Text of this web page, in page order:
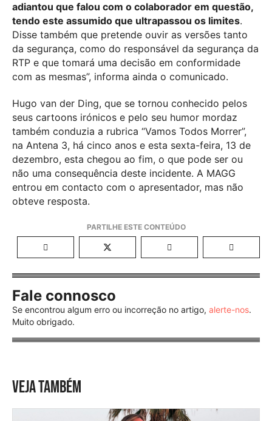
adiantou que falou com o colaborador em questão,
tendo este assumido que ultrapassou os limites.
Disse também que pretende ouvir as versões tanto
da segurança, como do responsável da segurança da
RTP e que tomará uma decisão em conformidade
com as mesmas”, informa ainda o comunicado.
Hugo van der Ding, que se tornou conhecido pelos
seus cartoons irónicos e pelo seu humor mordaz
também conduzia a rubrica “Vamos Todos Morrer”,
na Antena 3, há cinco anos e esta sexta-feira, 13 de
dezembro, esta chegou ao fim, o que pode ser ou
não uma consequência deste incidente. A MAGG
entrou em contacto com o apresentador, mas não
obteve resposta.
Fale connosco
Se encontrou algum erro ou incorreção no artigo, alerte-nos.
Muito obrigado.
VEJA TAMBÉM